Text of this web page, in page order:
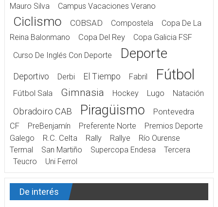
Mauro Silva
Campus Vacaciones Verano
Ciclismo COBSAD Compostela
Copa De La
Reina Balonmano
Copa Del Rey
Copa Galicia FSF
Curso De Inglés Con Deporte
Deporte
Deportivo Derbi El Tiempo Fabril Fútbol
Fútbol Sala Gimnasia Hockey Lugo Natación
Obradoiro CAB Piragüismo
Pontevedra
CF
PreBenjamín Preferente Norte
Premios Deporte
Galego
R.C. Celta Rally Rallye
Río Ourense
Termal
San Martiño Supercopa Endesa
Tercera
Teucro
Uni Ferrol
De interés